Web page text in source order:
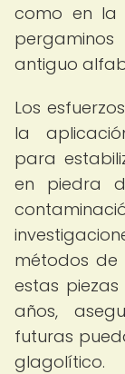
como en la
antiguo
Los
la
para
en piedra
métodos de
estas
años,
futuras
glagolítico.